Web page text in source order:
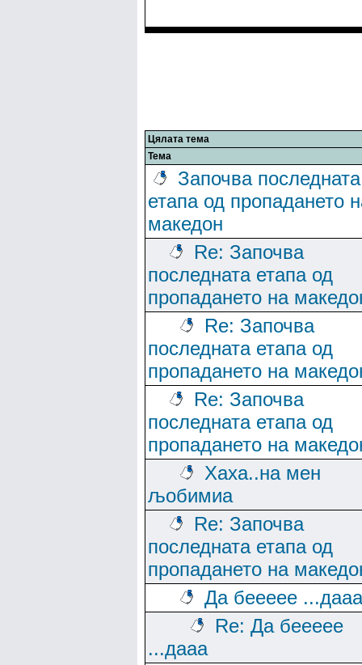
Цялата тема
Тема
Започва последната
етапа од пропадането
македон
Re: Започва
последната етапа од
пропадането на
Re: Започва
последната етапа од
пропадането на
Re: Започва
последната етапа од
пропадането на
Хаха..на мен
љобимиа
Re: Започва
последната етапа од
пропадането на
Да беееее ...дааа
Re: Да беееее
...дааа